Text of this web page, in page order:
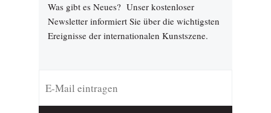
Was gibt es Neues? Unser kostenloser
Newsletter informiert Sie über die wichtigsten
Ereignisse der internationalen Kunstszene.